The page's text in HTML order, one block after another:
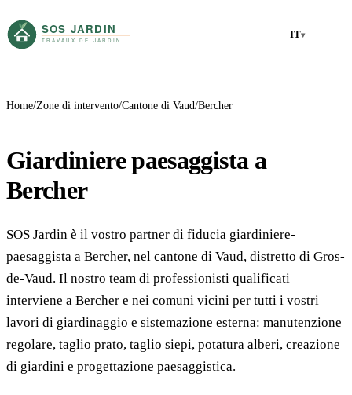
IT▾
Home Zone di intervento Cantone di Vaud Bercher
Giardiniere paesaggista a
Bercher
SOS Jardin è il vostro partner di fiducia giardiniere-
paesaggista a Bercher, nel cantone di Vaud, distretto di Gros-
de-Vaud. Il nostro team di professionisti qualificati
interviene a Bercher e nei comuni vicini per tutti i vostri
lavori di giardinaggio e sistemazione esterna: manutenzione
regolare, taglio prato, taglio siepi, potatura alberi, creazione
di giardini e progettazione paesaggistica.